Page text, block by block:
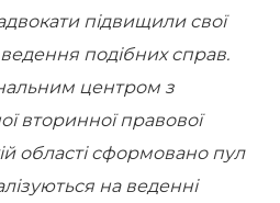
підвищили свої
подібних справ.
центром з
вторинної правової
області сформовано пул
на веденні